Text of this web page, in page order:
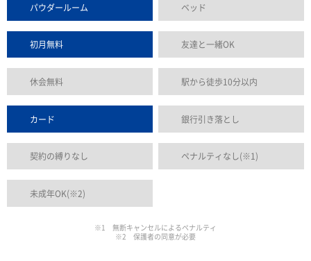
パウダールーム ベッド
初月無料 友達と一緒OK
休会無料 駅から徒歩10分以内
カード 銀行引き落とし
契約の縛りなし ペナルティなし(※1)
未成年OK(※2)
※1 無断キャンセルによるペナルティ
※2 保護者の同意が必要